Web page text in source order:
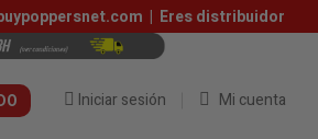
| Eres distribuidor
Mi cuenta
Iniciar sesión